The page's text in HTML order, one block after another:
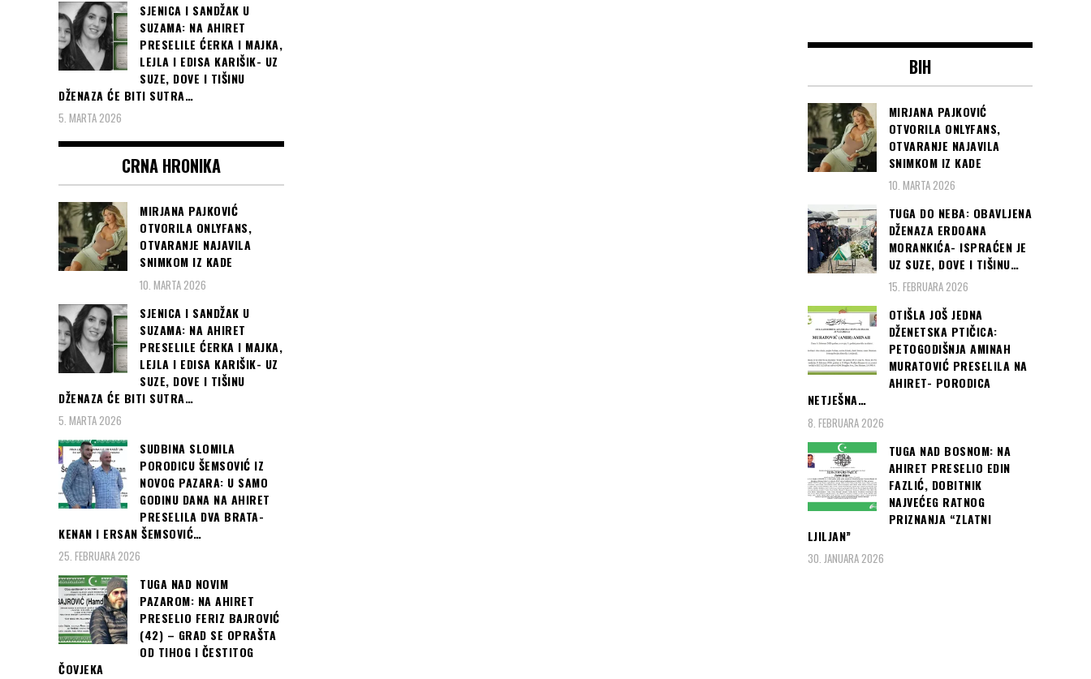
SJENICA I SANDŽAK U
SUZAMA: NA AHIRET
PRESELILE ĆERKA I MAJKA,
LEJLA I EDISA KARIŠIK- UZ
SUZE, DOVE I TIŠINU
DŽENAZA ĆE BITI SUTRA…
5. MARTA 2026
CRNA HRONIKA
MIRJANA PAJKOVIĆ
OTVORILA ONLYFANS,
OTVARANJE NAJAVILA
SNIMKOM IZ KADE
10. MARTA 2026
SJENICA I SANDŽAK U
SUZAMA: NA AHIRET
PRESELILE ĆERKA I MAJKA,
LEJLA I EDISA KARIŠIK- UZ
SUZE, DOVE I TIŠINU
DŽENAZA ĆE BITI SUTRA…
5. MARTA 2026
SUDBINA SLOMILA
PORODICU ŠEMSOVIĆ IZ
NOVOG PAZARA: U SAMO
GODINU DANA NA AHIRET
PRESELILA DVA BRATA-
KENAN I ERSAN ŠEMSOVIĆ…
25. FEBRUARA 2026
TUGA NAD NOVIM
PAZAROM: NA AHIRET
PRESELIO FERIZ BAJROVIĆ
(42) – GRAD SE OPRAŠTA
OD TIHOG I ČESTITOG
ČOVJEKA
BIH
MIRJANA PAJKOVIĆ
OTVORILA ONLYFANS,
OTVARANJE NAJAVILA
SNIMKOM IZ KADE
10. MARTA 2026
TUGA DO NEBA: OBAVLJENA
DŽENAZA ERDOANA
MORANKIĆA- ISPRAĆEN JE
UZ SUZE, DOVE I TIŠINU…
15. FEBRUARA 2026
OTIŠLA JOŠ JEDNA
DŽENETSKA PTIČICA:
PETOGODIŠNJA AMINAH
MURATOVIĆ PRESELILA NA
AHIRET- PORODICA
NETJEŠNA…
8. FEBRUARA 2026
TUGA NAD BOSNOM: NA
AHIRET PRESELIO EDIN
FAZLIĆ, DOBITNIK
NAJVEĆEG RATNOG
PRIZNANJA “ZLATNI
LJILJAN”
30. JANUARA 2026